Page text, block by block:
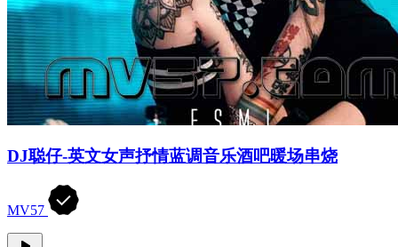
DJ聪仔-英文女声抒情蓝调音乐酒吧暖场串烧
MV57